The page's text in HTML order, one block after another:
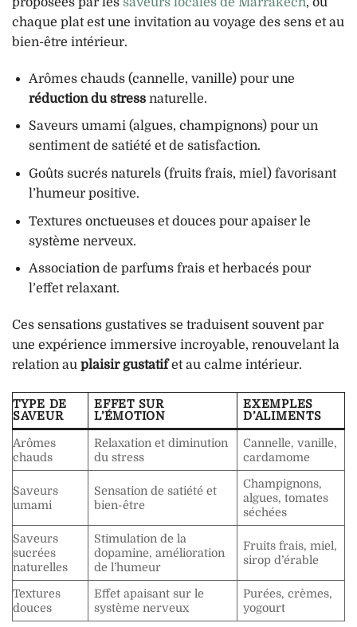
chaque plat est une invitation au voyage des sens et au
bien-être intérieur.
Arômes chauds (cannelle, vanille) pour une
réduction du stressnaturelle.
Saveurs umami (algues, champignons) pour un
sentiment de satiété et de satisfaction.
Goûts sucrés naturels (fruits frais, miel) favorisant
l’humeur positive.
Textures onctueuses et douces pour apaiser le
système nerveux.
Association de parfums frais et herbacés pour
l’effet relaxant.
Ces sensations gustatives se traduisent souvent par
une expérience immersive incroyable, renouvelant la
relation au plaisir gustatifet au calme intérieur.
TYPE DE
SAVEUR
EFFET SUR
L’ÉMOTION
EXEMPLES
D’ALIMENTS
Arômes
chauds
Relaxation et diminution
du stress
Cannelle, vanille,
cardamome
Saveurs
umami
Sensation de satiété et
bien-être
Champignons,
algues, tomates
séchées
Saveurs
sucrées
naturelles
Stimulation de la
dopamine, amélioration
de l’humeur
Fruits frais, miel,
sirop d’érable
Textures
douces
Effet apaisant sur le
système nerveux
Purées, crèmes,
yogourt